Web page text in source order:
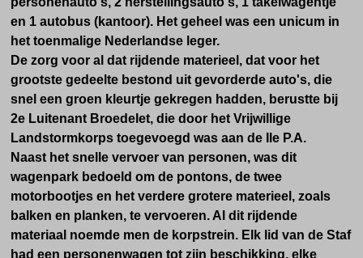
en 1 autobus (kantoor). Het geheel was een unicum in
het toenmalige Nederlandse leger.
De zorg voor al dat rijdende materieel, dat voor het
grootste gedeelte bestond uit gevorderde auto's, die
snel een groen kleurtje gekregen hadden, berustte bij
2e Luitenant Broedelet, die door het Vrijwillige
Landstormkorps toegevoegd was aan de Ile P.A.
Naast het snelle vervoer van personen, was dit
wagenpark bedoeld om de pontons, de twee
motorbootjes en het verdere grotere materieel, zoals
balken en planken, te vervoeren. Al dit rijdende
materiaal noemde men de korpstrein. Elk lid van de Staf
had een personenwagen tot zijn beschikking, elke